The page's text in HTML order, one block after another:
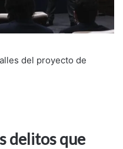
del proyecto de
delitos que